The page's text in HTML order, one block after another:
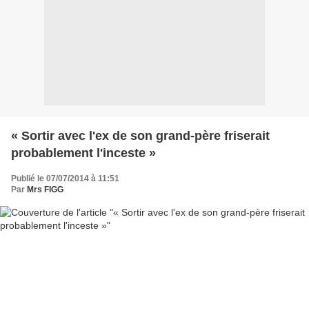
« Sortir avec l'ex de son grand-père friserait
probablement l'inceste »
Publié le 07/07/2014 à 11:51
Par Mrs FIGG